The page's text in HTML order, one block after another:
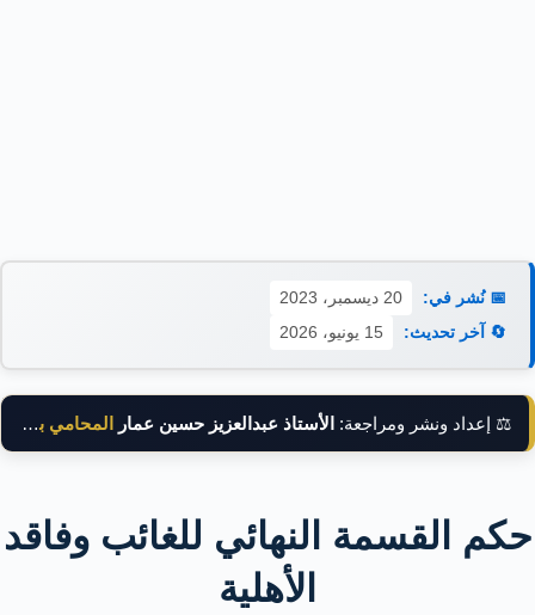
📅 نُشر في:
20 ديسمبر، 2023
🔄 آخر تحديث:
15 يونيو، 2026
⚖️ إعداد ونشر ومراجعة: الأستاذ عبدالعزيز حسين عمار المحامي بالنقض
حكم القسمة النهائي للغائب وفاقد
الأهلية